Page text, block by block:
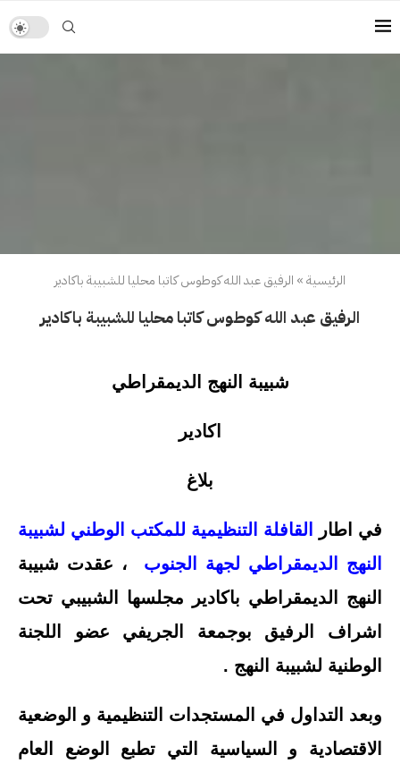
الرئيسية» الرفيق عبد الله كوطوس كاتبا محليا للشبيبة باكادير
الرفيق عبد الله كوطوس كاتبا محليا للشبيبة باكادير
شبيبة النهج الديمقراطي
اكادير
بلاغ
في اطار
القافلة التنظيمية للمكتب الوطني لشبيبة
النهج الديمقراطي لجهة الجنوب ، عقدت شبيبة
النهج الديمقراطي باكادير مجلسها الشبيبي تحت
اشراف الرفيق بوجمعة الجريفي عضو اللجنة
الوطنية لشبيبة النهج .
وبعد التداول في المستجدات التنظيمية و الوضعية
الاقتصادية و السياسية التي تطبع الوضع العام